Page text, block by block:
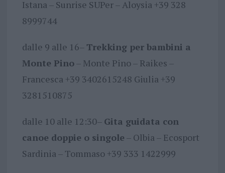
Istana – Sunrise SUPer – Aloysia +39 328
8999744
dalle 9 alle 16– Trekking per bambini a
Monte Pino– Monte Pino – Raikes –
Francesca +39 3402615248 Giulia +39
3281510875
dalle 10 alle 12:30– Gita guidata con
canoe doppie o singole – Olbia – Ecosport
Sardinia – Tommaso +39 333 1422999